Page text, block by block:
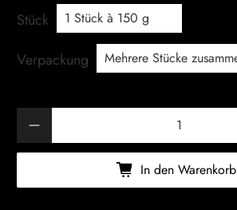
Stück
Verpackung
In den Warenkorb